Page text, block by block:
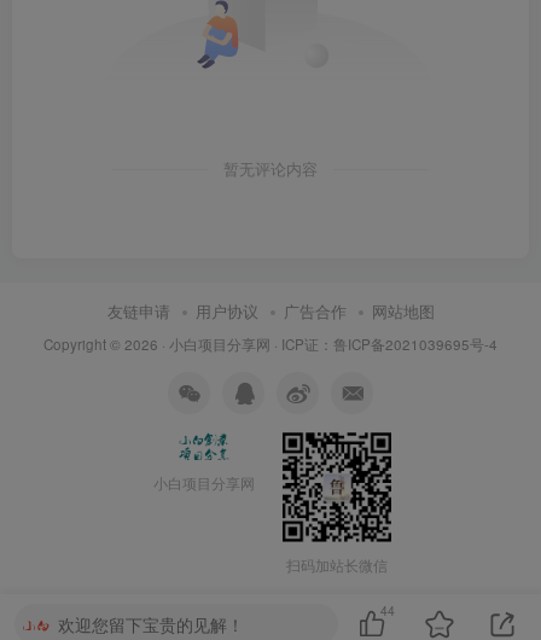
暂无评论内容
友链申请 用户协议 广告合作 网站地图
Copyright © 2026 · 小白项目分享网 · ICP证： 鲁ICP备2021039695号-4
小白项目分享网
扫码加站长微信
欢迎您留下宝贵的见解！
44